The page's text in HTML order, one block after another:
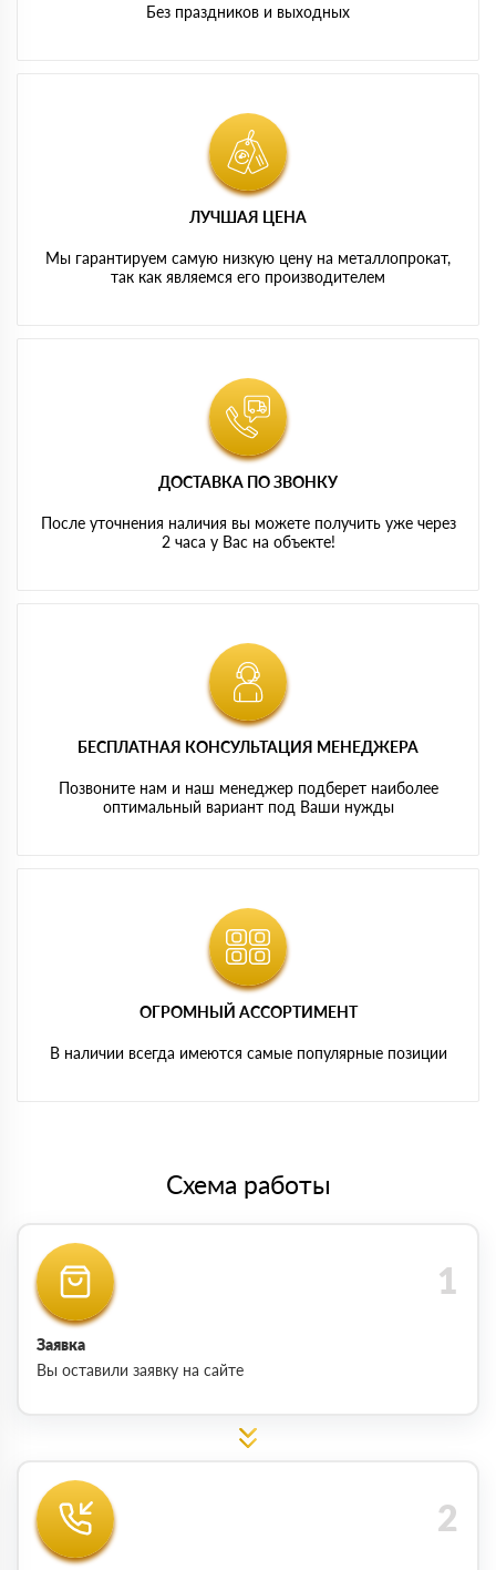
Без праздников и выходных
ЛУЧШАЯ ЦЕНА
Мы гарантируем самую низкую цену на металлопрокат,
так как являемся его производителем
ДОСТАВКА ПО ЗВОНКУ
После уточнения наличия вы можете получить уже через
2 часа у Вас на объекте!
БЕСПЛАТНАЯ КОНСУЛЬТАЦИЯ МЕНЕДЖЕРА
Позвоните нам и наш менеджер подберет наиболее
оптимальный вариант под Ваши нужды
ОГРОМНЫЙ АССОРТИМЕНТ
В наличии всегда имеются самые популярные позиции
Схема работы
Заявка
Вы оставили заявку на сайте